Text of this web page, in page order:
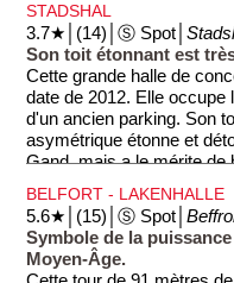
siècle. Elle a la forme
bassins permettant aux
de l'eau pour laver leurs
également de place pour
STADSHAL
3.7★│(14)│Ⓢ Spot│
Son toit étonnant est
Cette grande halle de
date de 2012. Elle occupe
d'un ancien parking. Son
asymétrique étonne et
Gand, mais a le mérite de
d'apporter de la
vous vendent des
BELFORT - LAKENHALLE
5.6★│(15)│Ⓢ Spot│
Symbole de la
Moyen-Âge.